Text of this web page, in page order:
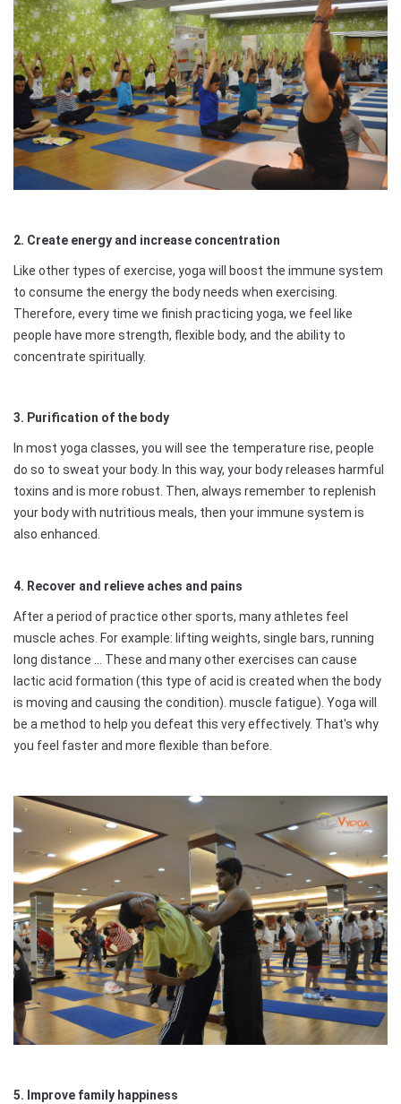
2. Create energy and increase concentration
Like other types of exercise, yoga will boost the immune system
to consume the energy the body needs when exercising.
Therefore, every time we finish practicing yoga, we feel like
people have more strength, flexible body, and the ability to
concentrate spiritually.
3. Purification of the body
In most yoga classes, you will see the temperature rise, people
do so to sweat your body. In this way, your body releases harmful
toxins and is more robust. Then, always remember to replenish
your body with nutritious meals, then your immune system is
also enhanced.
4. Recover and relieve aches and pains
After a period of practice other sports, many athletes feel
muscle aches. For example: lifting weights, single bars, running
long distance ... These and many other exercises can cause
lactic acid formation (this type of acid is created when the body
is moving and causing the condition). muscle fatigue). Yoga will
be a method to help you defeat this very effectively. That's why
you feel faster and more flexible than before.
5. Improve family happiness